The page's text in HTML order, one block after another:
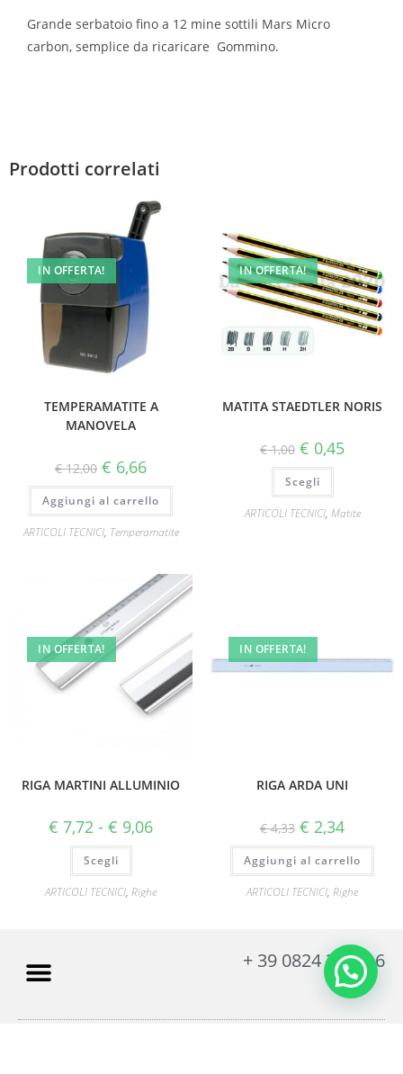
Grande serbatoio fino a 12 mine sottili Mars Micro
carbon, semplice da ricaricare Gommino.
Prodotti correlati
IN OFFERTA!
TEMPERAMATITE A
MANOVELA
€12,00 € 6,66
Aggiungi al carrello
ARTICOLI TECNICI, Temperamatite
IN OFFERTA!
MATITA STAEDTLER NORIS
€1,00 € 0,45
Scegli
ARTICOLI TECNICI, Matite
IN OFFERTA!
RIGA MARTINI ALLUMINIO
€ 7,72 - € 9,06
Scegli
ARTICOLI TECNICI, Righe
IN OFFERTA!
RIGA ARDA UNI
€4,33 € 2,34
Aggiungi al carrello
ARTICOLI TECNICI, Righe
+ 39 0824 316816